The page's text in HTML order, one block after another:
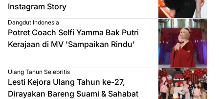
Instagram Story
Dangdut Indonesia
Potret Coach Selfi Yamma Bak Putri
Kerajaan di MV 'Sampaikan Rindu'
Ulang Tahun Selebritis
Lesti Kejora Ulang Tahun ke-27,
Dirayakan Bareng Suami & Sahabat